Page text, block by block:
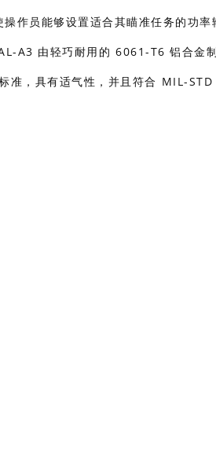
作员能够设置适合其瞄准任务的功率
A3 由轻巧耐用的 6061-T6 铝合金
准，具有适气性，并且符合 MIL-